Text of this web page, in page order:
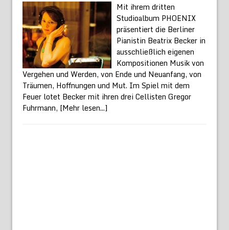
Mit ihrem dritten
Studioalbum PHOENIX
präsentiert die Berliner
Pianistin Beatrix Becker in
ausschließlich eigenen
Kompositionen Musik von
Vergehen und Werden, von Ende und Neuanfang, von
Träumen, Hoffnungen und Mut. Im Spiel mit dem
Feuer lotet Becker mit ihren drei Cellisten Gregor
Fuhrmann, [Mehr lesen...]